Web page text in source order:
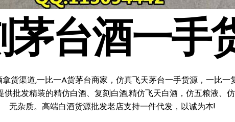
茅台酒一手
货渠道,一比一A货茅台商家，仿真飞天茅台一手货源，一比一
批发精装的精仿白酒、复刻白酒,精仿飞天白酒，仿五粮液、
无杂质。高端白酒货源批发老店支持一件代发，以诚为本!